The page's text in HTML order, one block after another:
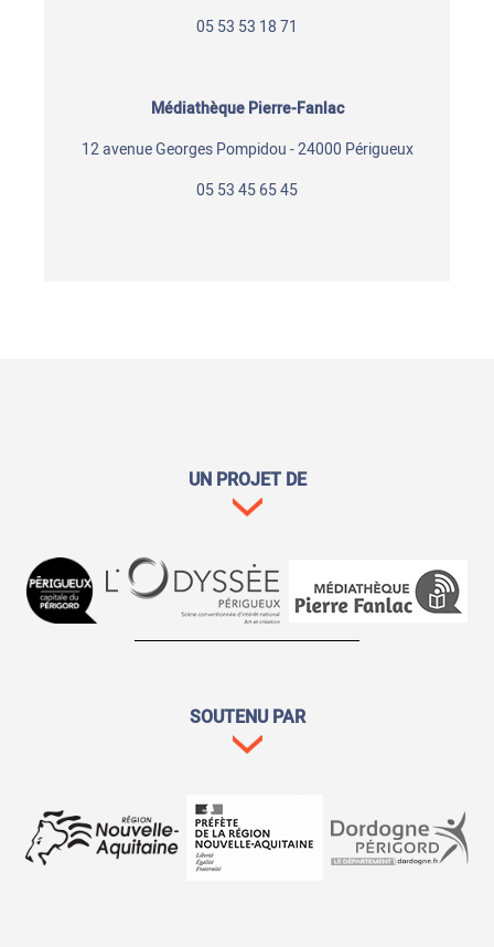
05 53 53 18 71
Médiathèque Pierre-Fanlac
12 avenue Georges Pompidou - 24000 Périgueux
05 53 45 65 45
UN PROJET DE
SOUTENU PAR